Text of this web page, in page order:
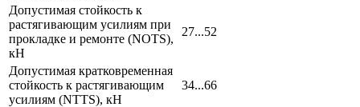
Допустимая стойкость к
растягивающим усилиям при
прокладке и ремонте (NOTS),
кН
27...52
Допустимая кратковременная
стойкость к растягивающим
усилиям (NTTS), кН
34...66